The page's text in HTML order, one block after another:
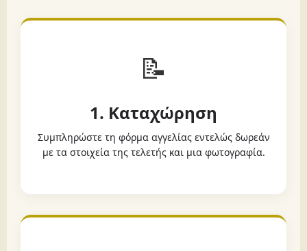
📝
1. Καταχώρηση
Συμπληρώστε τη φόρμα αγγελίας εντελώς δωρεάν
με τα στοιχεία της τελετής και μια φωτογραφία.